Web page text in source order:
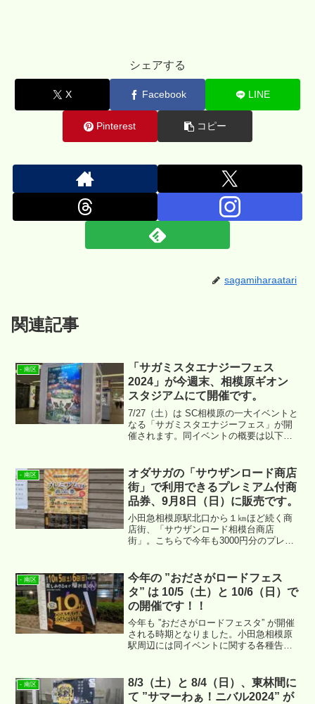
シェアする
X Facebook LINE
Pinterest コピー
sagamiharaatari
関連記事
- 南区
「サガミスタエナジーフェス
2024」が今週末、相模原ギオン
スタジアムにて開催です。
7/27（土）は SC相模原の一大イベントと
なる「サガミスタエナジーフェス」が開
催されます。同イベントの概要は以下と
- 南区
オダサガの「サウザンロード商店
街」で利用できるプレミアム付商
品券、9月8日（日）に販売です。
小田急相模原駅北口から１㎞ほど続く商
店街、「サウザンロード相模台商店
街」。こちらで今年も3000円分のプレミ
出されていました。
- 南区
今年の ”おださがロードフェス
タ” は 10/5（土）と 10/6（日）で
の開催です！！
今年も ”おださがロードフェスタ” が開催
される時期となりました。小田急相模原
駅周辺には同イベントに関する各種告知
- 南区
8/3（土）と 8/4（日）、東林間に
て ”サマーわぁ！ニバル2024” が